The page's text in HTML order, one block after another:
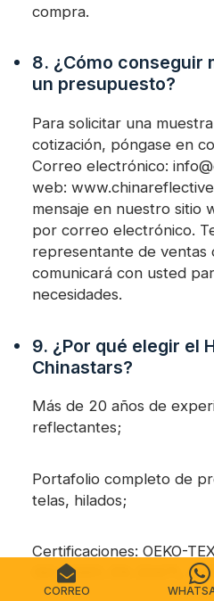
compra.
8. ¿Cómo conseguir
un presupuesto?
Para solicitar una
cotización, póngase en
Correo electrónico:
web:
mensaje en nuestro sitio
por correo electrónico.
representante de ventas
comunicará con usted
necesidades.
9. ¿Por qué elegir el
Chinastars?
Más de 20 años de
reflectantes;
Portafolio completo de
telas, hilados;
Certificaciones: OEKO-
ISO 14001; EN 20471,
CORREO